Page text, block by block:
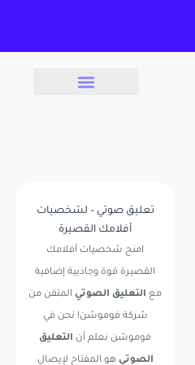
تعليق صوتي – لشخصيات
أفلامك القصيرة
امنح شخصيات أفلامك
القصيرة قوة وجاذبية إضافية
مع التعليق الصوتي المتقن من
شركة فوموشن! نحن في
فوموشن نعلم أن التعليق
الصوتي هو المفتاح لإيصال